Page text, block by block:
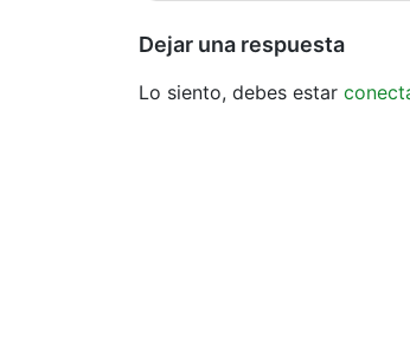
Dejar una respuesta
Lo siento, debes estar